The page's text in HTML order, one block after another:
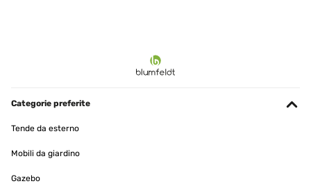
Categorie preferite
Tende da esterno
Mobili da giardino
Gazebo